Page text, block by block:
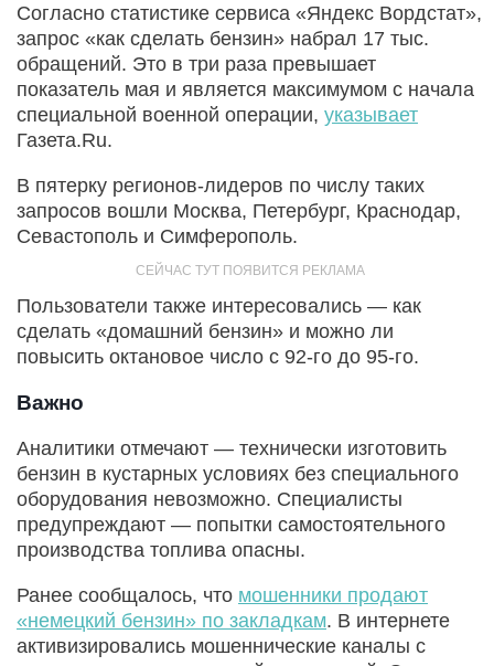
Согласно статистике сервиса «Яндекс Вордстат»,
запрос «как сделать бензин» набрал 17 тыс.
обращений. Это в три раза превышает
показатель мая и является максимумом с начала
специальной военной операции, указывает
Газета.Ru.
В пятерку регионов-лидеров по числу таких
запросов вошли Москва, Петербург, Краснодар,
Севастополь и Симферополь.
Пользователи также интересовались — как
сделать «домашний бензин» и можно ли
повысить октановое число с 92-го до 95-го.
Важно
Аналитики отмечают — технически изготовить
бензин в кустарных условиях без специального
оборудования невозможно. Специалисты
предупреждают — попытки самостоятельного
производства топлива опасны.
Ранее сообщалось, что мошенники продают
«немецкий бензин» по закладкам. В интернете
активизировались мошеннические каналы с